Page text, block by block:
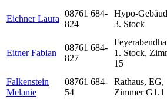
Eichner Laura
08761 684-
824
Hypo-
3. Stock
Eitner Fabian
08761 684-
827
1. Stock,
15
Falkenstein
Melanie
08761 684-
54
Rathaus, EG,
Zimmer G1.1